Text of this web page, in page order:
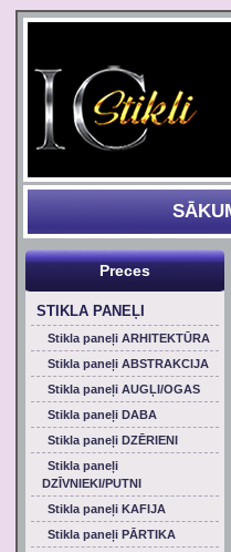
Preces
STIKLA PANEĻI
Stikla paneļi ARHITEKTŪRA
Stikla paneļi ABSTRAKCIJA
Stikla paneļi AUGĻI/OGAS
Stikla paneļi DABA
Stikla paneļi DZĒRIENI
Stikla paneļi
DZĪVNIEKI/PUTNI
Stikla paneļi KAFIJA
Stikla paneļi PĀRTIKA